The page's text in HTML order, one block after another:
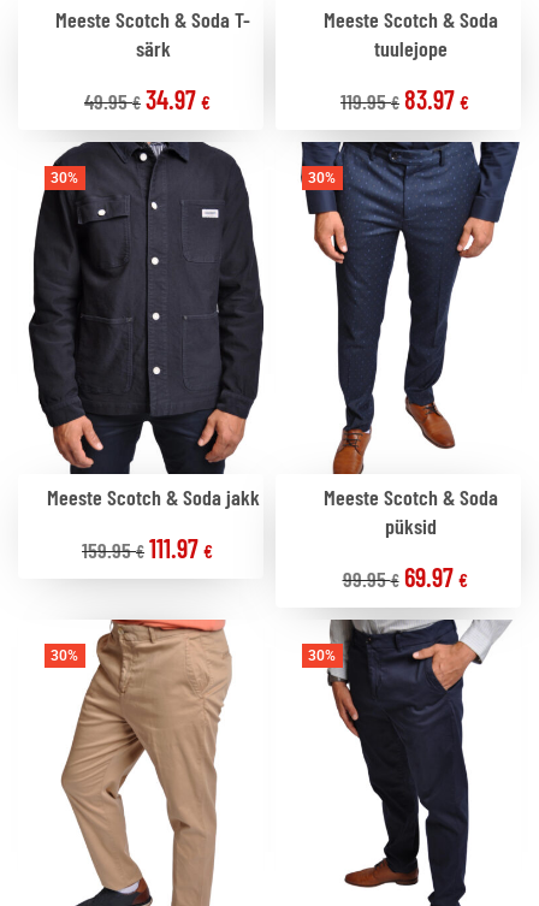
Meeste Scotch & Soda T-
särk
49.95€ 34.97 €
Meeste Scotch & Soda
tuulejope
119.95€ 83.97 €
30%
Meeste Scotch & Soda jakk
159.95€ 111.97 €
30%
Meeste Scotch & Soda
püksid
99.95€ 69.97 €
30% 30%